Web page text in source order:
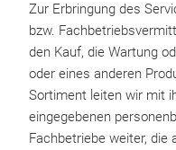
Zur Erbringung des
bzw.
den Kauf, die Wartung
oder eines anderen
Sortiment leiten wir mit
eingegebenen
Fachbetriebe weiter,